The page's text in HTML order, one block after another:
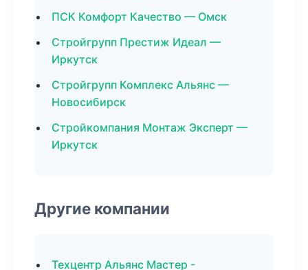
ПСК Комфорт Качество — Омск
Стройгрупп Престиж Идеал —
Иркутск
Стройгрупп Комплекс Альянс —
Новосибирск
Стройкомпания Монтаж Эксперт —
Иркутск
Другие компании
Техцентр Альянс Мастер -